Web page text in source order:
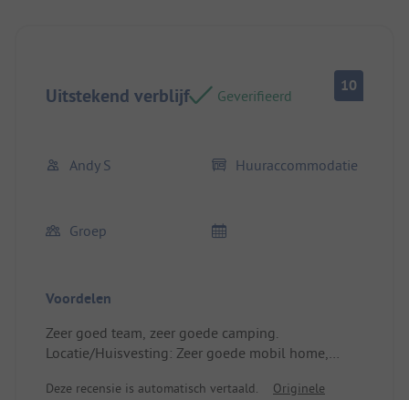
Uitstekend verblijf Geverifieerd
10
Andy S Huuraccommodatie
Groep
Voordelen
Zeer goed team, zeer goede camping.
Locatie/Huisvesting: Zeer goede mobil home,
Deze recensie is automatisch vertaald.
Originele